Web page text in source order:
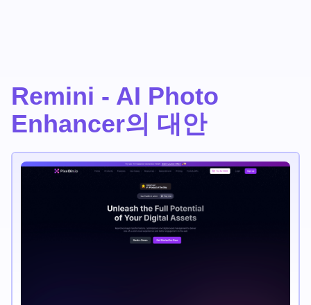
Remini - AI Photo
Enhancer의 대안